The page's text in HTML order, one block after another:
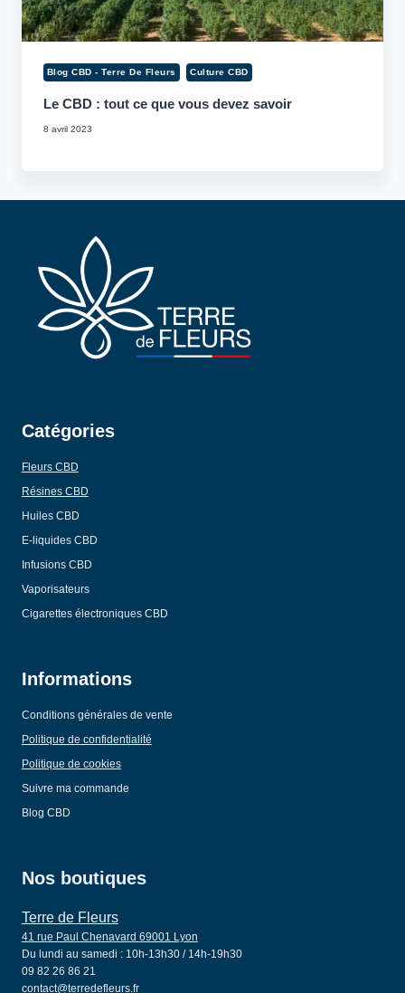
Blog CBD - Terre De Fleurs Culture CBD
Le CBD : tout ce que vous devez savoir
8 avril 2023
Catégories
Fleurs CBD
Résines CBD
Huiles CBD
E-liquides CBD
Infusions CBD
Vaporisateurs
Cigarettes électroniques CBD
Informations
Conditions générales de vente
Politique de confidentialité
Politique de cookies
Suivre ma commande
Blog CBD
Nos boutiques
Terre de Fleurs
41 rue Paul Chenavard 69001 Lyon
Du lundi au samedi : 10h-13h30 / 14h-19h30
09 82 26 86 21
contact@terredefleurs.fr